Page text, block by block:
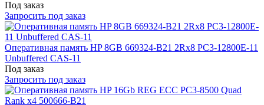
Под заказ
Запросить под заказ
Оперативная память HP 8GB 669324-B21 2Rx8 PC3-12800E-11
Unbuffered CAS-11
Под заказ
Запросить под заказ